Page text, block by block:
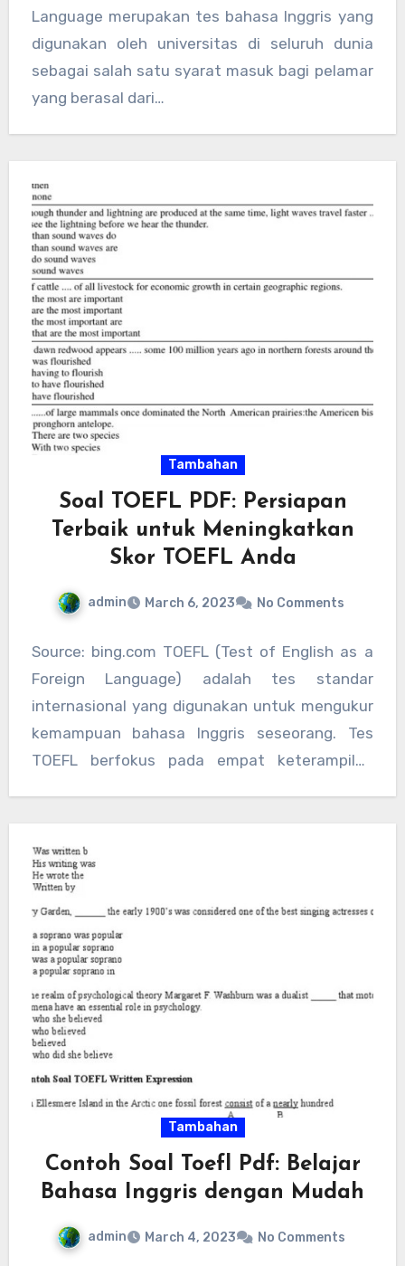
Language merupakan tes bahasa Inggris yang
digunakan oleh universitas di seluruh dunia
sebagai salah satu syarat masuk bagi pelamar
yang berasal dari…
Tambahan
Soal TOEFL PDF: Persiapan
Terbaik untuk Meningkatkan
Skor TOEFL Anda
admin March 6, 2023 No Comments
Source: bing.com TOEFL (Test of English as a
Foreign Language) adalah tes standar
internasional yang digunakan untuk mengukur
kemampuan bahasa Inggris seseorang. Tes
TOEFL berfokus pada empat keterampilan
Tambahan
Contoh Soal Toefl Pdf: Belajar
Bahasa Inggris dengan Mudah
admin March 4, 2023 No Comments